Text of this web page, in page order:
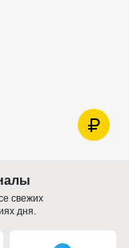
свежих
дня.